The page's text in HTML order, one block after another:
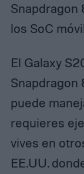
Snapdragon
los SoC
El Galaxy
Snapdragon
puede
requieres
vives en
EE.UU.